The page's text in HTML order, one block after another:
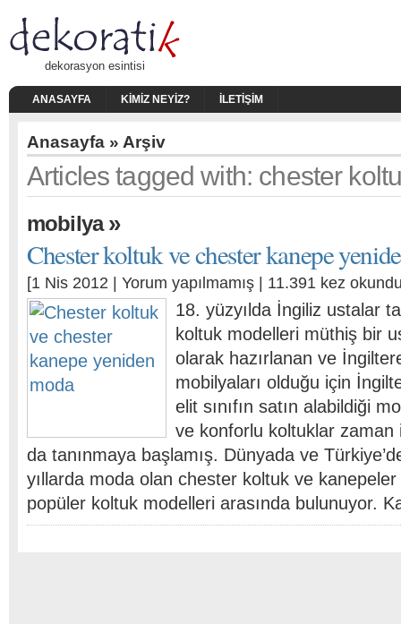
dekorasyon esintisi
ANASAYFA KIMIZ NEYIZ? İLETIŞIM
Anasayfa » Arşiv
Articles tagged with: chester
mobilya»
Chester koltuk ve chester kanepe
[1 Nis 2012 | Yorum yapılmamış | 11.391 kez
18. yüzyılda İngiliz ustalar
koltuk modelleri müthiş bir
olarak hazırlanan ve
mobilyaları olduğu için
elit sınıfın satın alabildiği
ve konforlu koltuklar zaman
da tanınmaya başlamış. Dünyada ve
yıllarda moda olan chester koltuk ve kanepeler
popüler koltuk modelleri arasında bulunuyor.